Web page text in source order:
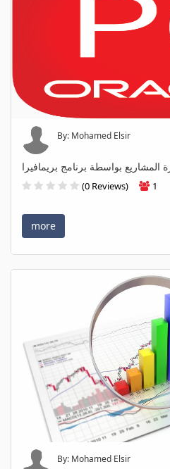
By: Mohamed Elsir
(0 Reviews) 1
more
By: Mohamed Elsir